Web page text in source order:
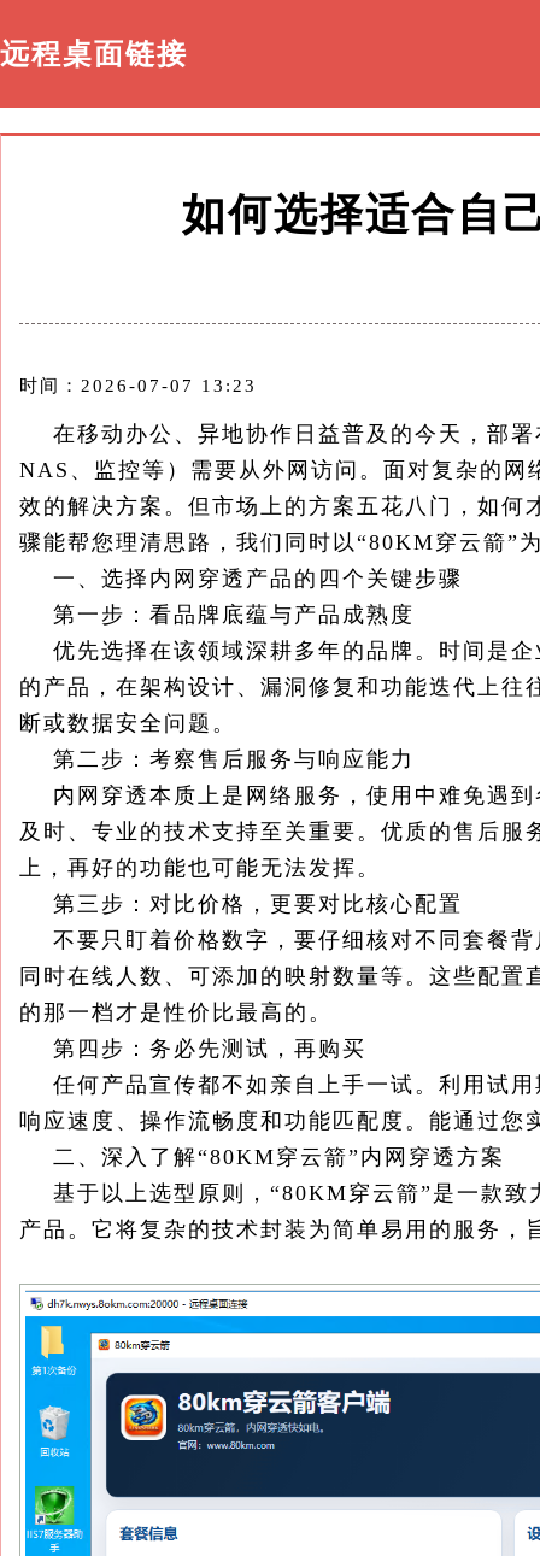
远程桌面链接
如何选择适合自
时间：2026-07-07 13:23
在移动办公、异地协作日益普及的今天，部署
NAS、监控等）需要从外网访问。面对复杂的
效的解决方案。但市场上的方案五花八门，如
骤能帮您理清思路，我们同时以“80KM穿云箭”
一、选择内网穿透产品的四个关键步骤
第一步：看品牌底蕴与产品成熟度
优先选择在该领域深耕多年的品牌。时间是企
的产品，在架构设计、漏洞修复和功能迭代上
断或数据安全问题。
第二步：考察售后服务与响应能力
内网穿透本质上是网络服务，使用中难免遇到
及时、专业的技术支持至关重要。优质的售后
上，再好的功能也可能无法发挥。
第三步：对比价格，更要对比核心配置
不要只盯着价格数字，要仔细核对不同套餐背
同时在线人数、可添加的映射数量等。这些配
的那一档才是性价比最高的。
第四步：务必先测试，再购买
任何产品宣传都不如亲自上手一试。利用试用
响应速度、操作流畅度和功能匹配度。能通过您
二、深入了解“80KM穿云箭”内网穿透方案
基于以上选型原则，“80KM穿云箭”是一款致
产品。它将复杂的技术封装为简单易用的服务